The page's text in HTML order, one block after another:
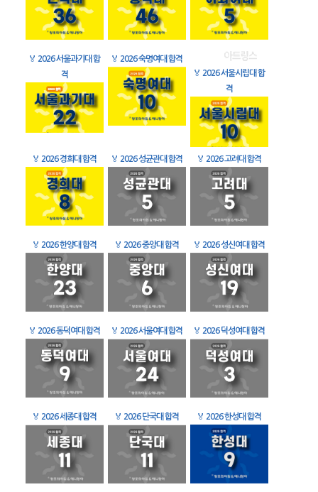
🏅 2026 서울과기대 합
격
🏅 2026 숙명여대 합격
🏅 2026 서울시립대 합
격
🏅 2026 경희대 합격 🏅 2026 성균관대 합격 🏅 2026 고려대 합격
🏅 2026 한양대 합격 🏅 2026 중앙대 합격 🏅 2026 성신여대 합격
🏅 2026 동덕여대 합격 🏅 2026 서울여대 합격 🏅 2026 덕성여대 합격
🏅 2026 세종대 합격 🏅 2026 단국대 합격 🏅 2026 한성대 합격